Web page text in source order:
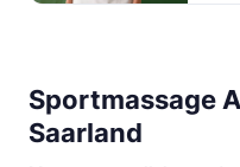
Sportmassage
Saarland